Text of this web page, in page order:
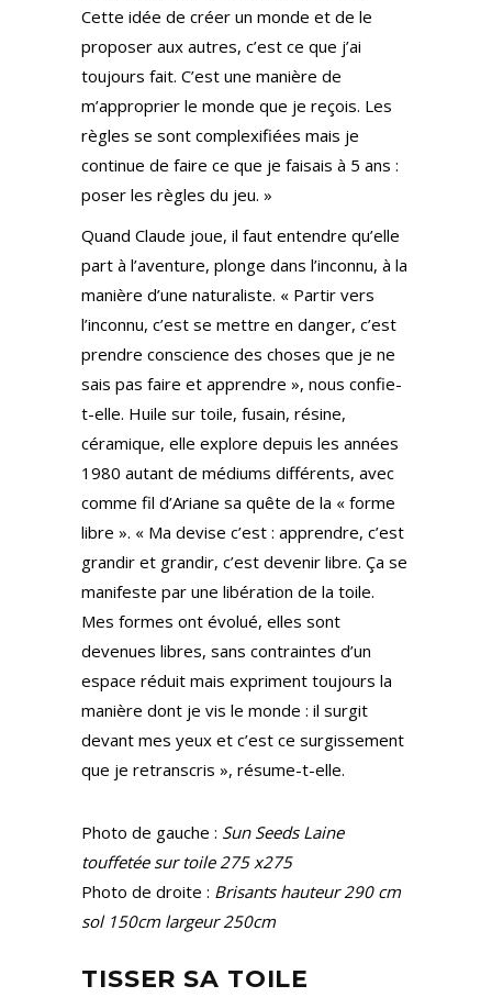
Cette idée de créer un monde et de le
proposer aux autres, c’est ce que j’ai
toujours fait. C’est une manière de
m’approprier le monde que je reçois. Les
règles se sont complexifiées mais je
continue de faire ce que je faisais à 5 ans :
poser les règles du jeu. »
Quand Claude joue, il faut entendre qu’elle
part à l’aventure, plonge dans l’inconnu, à la
manière d’une naturaliste. « Partir vers
l’inconnu, c’est se mettre en danger, c’est
prendre conscience des choses que je ne
sais pas faire et apprendre », nous confie-
t-elle. Huile sur toile, fusain, résine,
céramique, elle explore depuis les années
1980 autant de médiums différents, avec
comme fil d’Ariane sa quête de la « forme
libre ». « Ma devise c’est : apprendre, c’est
grandir et grandir, c’est devenir libre. Ça se
manifeste par une libération de la toile.
Mes formes ont évolué, elles sont
devenues libres, sans contraintes d’un
espace réduit mais expriment toujours la
manière dont je vis le monde : il surgit
devant mes yeux et c’est ce surgissement
que je retranscris », résume-t-elle.
Photo de gauche : Sun Seeds Laine
touffetée sur toile 275 x275
Photo de droite : Brisants hauteur 290 cm
sol 150cm largeur 250cm
TISSER SA TOILE